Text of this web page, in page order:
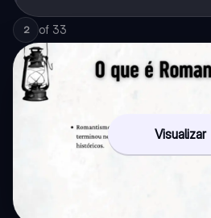
2 of 33
Visualizar